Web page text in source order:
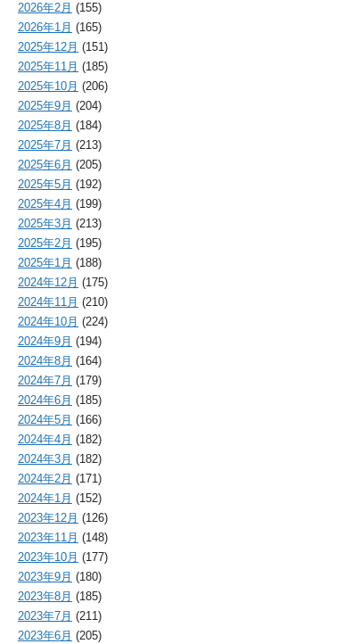
2026年2月 (155)
2026年1月 (165)
2025年12月 (151)
2025年11月 (185)
2025年10月 (206)
2025年9月 (204)
2025年8月 (184)
2025年7月 (213)
2025年6月 (205)
2025年5月 (192)
2025年4月 (199)
2025年3月 (213)
2025年2月 (195)
2025年1月 (188)
2024年12月 (175)
2024年11月 (210)
2024年10月 (224)
2024年9月 (194)
2024年8月 (164)
2024年7月 (179)
2024年6月 (185)
2024年5月 (166)
2024年4月 (182)
2024年3月 (182)
2024年2月 (171)
2024年1月 (152)
2023年12月 (126)
2023年11月 (148)
2023年10月 (177)
2023年9月 (180)
2023年8月 (185)
2023年7月 (211)
2023年6月 (205)